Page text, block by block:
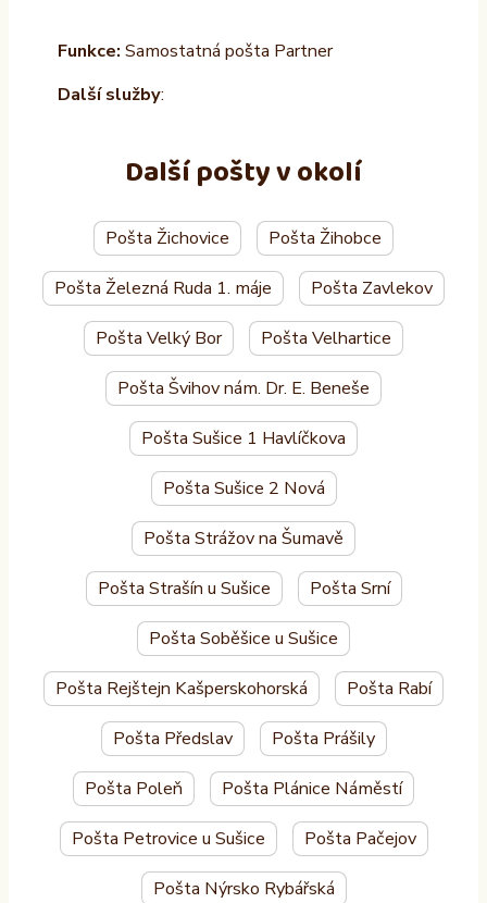
Funkce: Samostatná pošta Partner
Další služby:
Další pošty v okolí
Pošta Žichovice Pošta Žihobce
Pošta Železná Ruda 1. máje Pošta Zavlekov
Pošta Velký Bor Pošta Velhartice
Pošta Švihov nám. Dr. E. Beneše
Pošta Sušice 1 Havlíčkova
Pošta Sušice 2 Nová
Pošta Strážov na Šumavě
Pošta Strašín u Sušice Pošta Srní
Pošta Soběšice u Sušice
Pošta Rejštejn Kašperskohorská Pošta Rabí
Pošta Předslav Pošta Prášily
Pošta Poleň Pošta Plánice Náměstí
Pošta Petrovice u Sušice Pošta Pačejov
Pošta Nýrsko Rybářská